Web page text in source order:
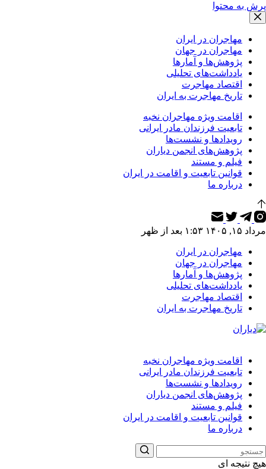
پرش به محتوا
مهاجران در ایران
مهاجران در جهان
پژوهش‌ها و آمارها
یادداشت‌های تحلیلی
اقتصاد مهاجرت
تاریخ مهاجرت به ایران
اقامت ویژه مهاجران نخبه
تابعیت فرزندان مادر ایرانی
رویدادها و نشست‌ها
پژوهش‌های انجمن دیاران
فیلم و مستند
قوانین تابعیت و اقامت در ایران
درباره ما
مرداد ۱۵, ۱۴۰۵ ۱:۵۳ بعد از ظهر
مهاجران در ایران
مهاجران در جهان
پژوهش‌ها و آمارها
یادداشت‌های تحلیلی
اقتصاد مهاجرت
تاریخ مهاجرت به ایران
اقامت ویژه مهاجران نخبه
تابعیت فرزندان مادر ایرانی
رویدادها و نشست‌ها
پژوهش‌های انجمن دیاران
فیلم و مستند
قوانین تابعیت و اقامت در ایران
درباره ما
هیچ نتیجه ای